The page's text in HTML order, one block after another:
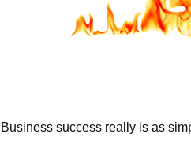
Business success really is as